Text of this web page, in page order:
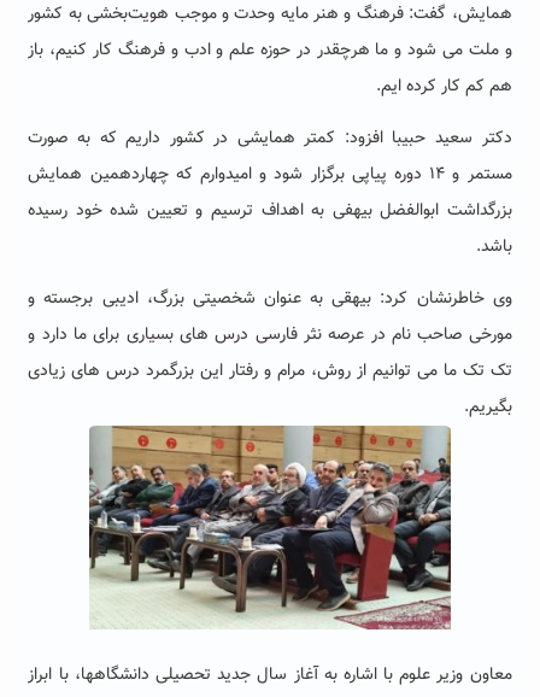
همایش، گفت: فرهنگ و هنر مایه وحدت و موجب هویت‌بخشی به کشور
و ملت می شود و ما هرچقدر در حوزه علم و ادب و فرهنگ کار کنیم، باز
هم کم کار کرده ایم.
دکتر سعید حبیبا افزود: کمتر همایشی در کشور داریم که به صورت
مستمر و ۱۴ دوره پیاپی برگزار شود و امیدوارم که چهاردهمین همایش
بزرگداشت ابوالفضل بیهفی به اهداف ترسیم و تعیین شده خود رسیده
باشد.
وی خاطرنشان کرد: بیهقی به عنوان شخصیتی بزرگ،‌ ادیبی برجسته و
مورخی صاحب نام در عرصه نثر فارسی درس های بسیاری برای ما دارد و
تک تک ما می توانیم از روش، مرام و رفتار این بزرگمرد درس های زیادی
بگیریم.
معاون وزیر علوم با اشاره به آغاز سال جدید تحصیلی دانشگاهها، با ابراز